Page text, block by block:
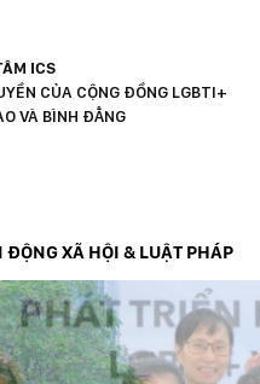
ICS
CỦA CỘNG ĐỒNG LGBTI+
VÀ BÌNH ĐẲNG
ĐỘNG XÃ HỘI & LUẬT PHÁP